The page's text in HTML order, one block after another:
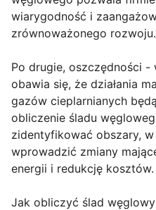
wiarygodność i
zrównoważonego rozwoju.
Po drugie, oszczędności
obawia się, że działania
gazów cieplarnianych
obliczenie śladu
zidentyfikować obszary,
wprowadzić zmiany
energii i redukcję kosztów.
Jak obliczyć ślad